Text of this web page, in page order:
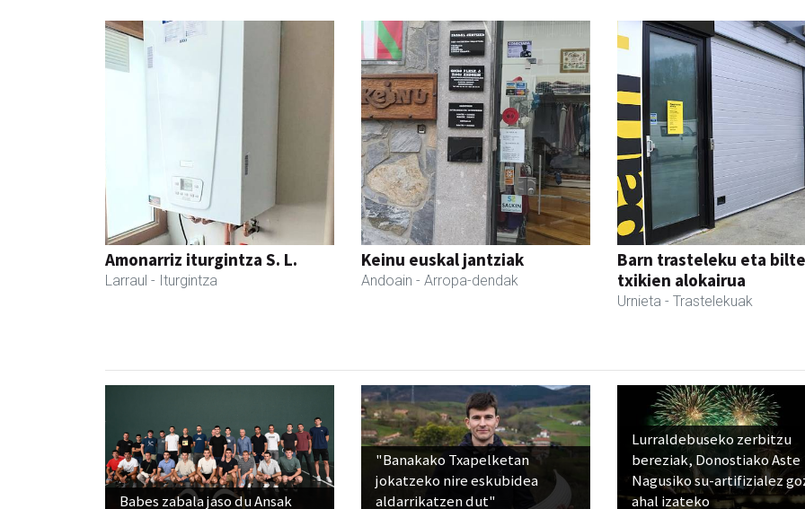
Amonarriz iturgintza S. L.
Larraul - Iturgintza
Keinu euskal jantziak
Andoain - Arropa-dendak
Barn trasteleku eta
txikien alokairua
Urnieta - Trastelekuak
Babes zabala jaso du Ansak
"Banakako Txapelketan
jokatzeko nire eskubidea
aldarrikatzen dut"
Lurraldebuseko zerbitzu
bereziak, Donostiako Aste
Nagusiko su-artifizialez
ahal izateko